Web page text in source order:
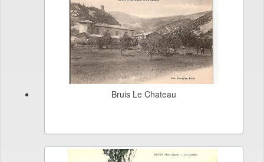
Bruis Le Chateau